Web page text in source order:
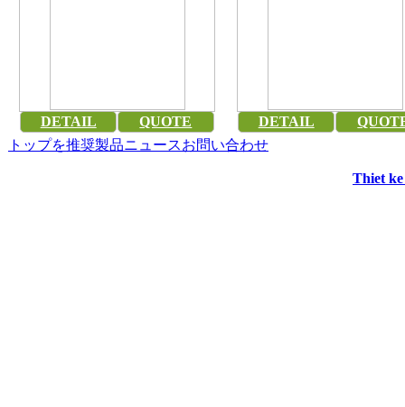
DETAIL QUOTE DETAIL
トップを推奨製品ニュースお問い合わせ
Thiet